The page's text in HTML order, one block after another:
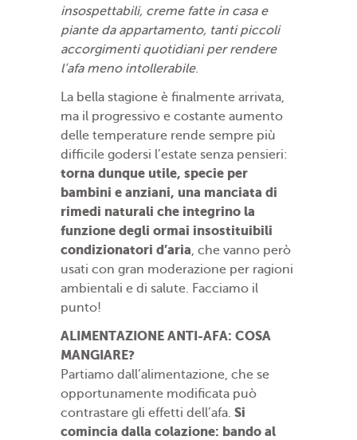
insospettabili, creme fatte in casa e
piante da appartamento, tanti piccoli
accorgimenti quotidiani per rendere
l’afa meno intollerabile.
La bella stagione è finalmente arrivata,
ma il progressivo e costante aumento
delle temperature rende sempre più
difficile godersi l’estate senza pensieri:
torna dunque utile, specie per
bambini e anziani, una manciata di
rimedi naturali che integrino la
funzione degli ormai insostituibili
condizionatori d’aria, che vanno però
usati con gran moderazione per ragioni
ambientali e di salute. Facciamo il
punto!
ALIMENTAZIONE ANTI-AFA: COSA
MANGIARE?
Partiamo dall’alimentazione, che se
opportunamente modificata può
contrastare gli effetti dell’afa. Si
comincia dalla colazione: bando al